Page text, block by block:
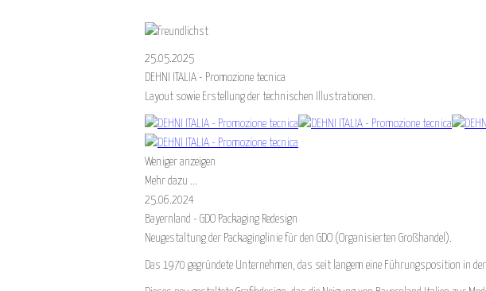
25.05.2025
DEHNI ITALIA - Promozione tecnica
Layout sowie Erstellung der technischen Illustrationen.
Weniger anzeigen
Mehr dazu ...
25.06.2024
Bayernland - GDO Packaging Redesign
Neugestaltung der Packaginglinie für den GDO (Organisierten Großhandel).
Das 1970 gegründete Unternehmen, das seit langem eine Führungsposition in